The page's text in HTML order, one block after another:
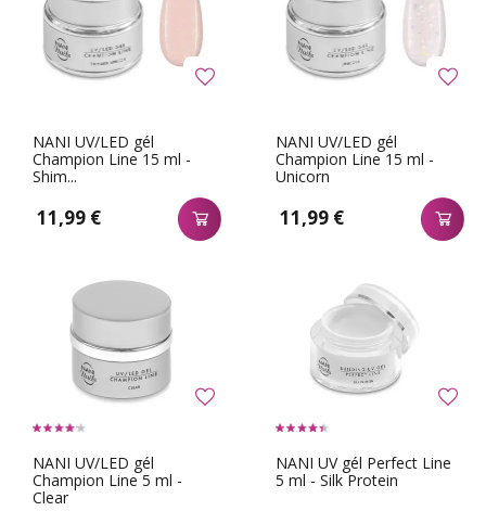
NANI UV/LED gél
Champion Line 15 ml -
Shim...
11,99 €
NANI UV/LED gél
Champion Line 15 ml -
Unicorn
11,99 €
NANI UV/LED gél
Champion Line 5 ml -
Clear
NANI UV gél Perfect Line
5 ml - Silk Protein